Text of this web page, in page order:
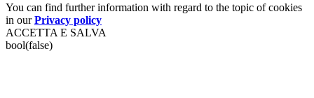
You can find further information with regard to the topic of cookies
in ourPrivacy policy
ACCETTA E SALVA
bool(false)